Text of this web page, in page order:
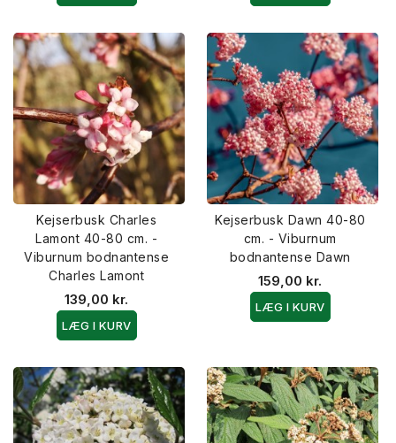
Kejserbusk Charles
Lamont 40-80 cm. -
Viburnum bodnantense
Charles Lamont
139,00 kr.
LÆG I KURV
Kejserbusk Dawn 40-80
cm. - Viburnum
bodnantense Dawn
159,00 kr.
LÆG I KURV